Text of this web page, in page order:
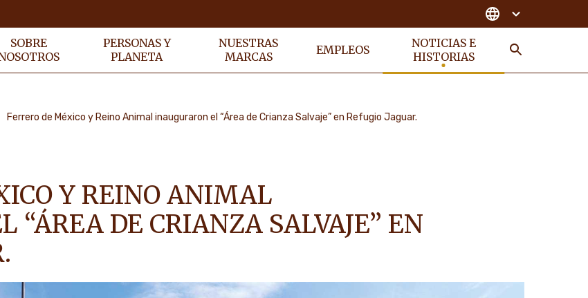
SOBRE
PERSONAS Y
PLANETA
NUESTRAS
MARCAS
EMPLEOS
NOTICIAS E
HISTORIAS
Ferrero de México y Reino Animal inauguraron el “Área de Crianza Salvaje” en Refugio Jaguar.
Y REINO ANIMAL
“ÁREA DE CRIANZA SALVAJE” EN